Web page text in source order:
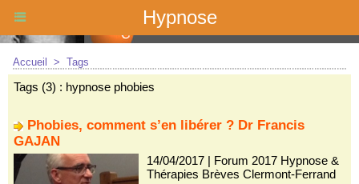
Hypnose
Accueil > Tags
Tags (3) : hypnose phobies
Phobies, comment s’en libérer ? Dr Francis
GAJAN
14/04/2017| Forum 2017 Hypnose &
Thérapies Brèves Clermont-Ferrand